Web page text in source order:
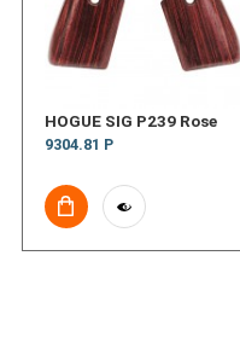
HOGUE SIG P239 Rose
9304.81 Р